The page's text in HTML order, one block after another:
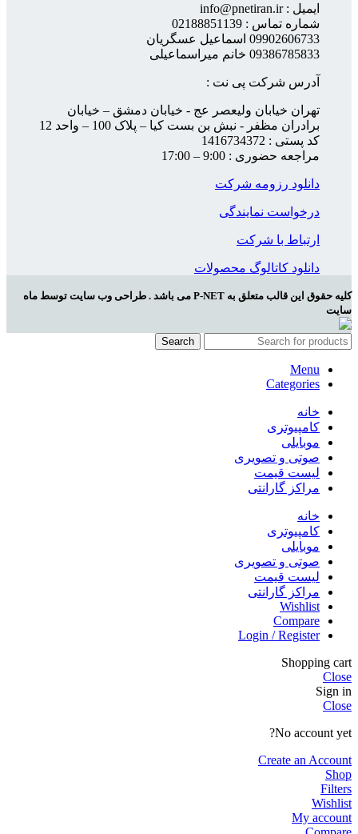
ایمیل : info@pnetiran.ir
شماره تماس : 02188851139
09902606733 اسماعیل عسگریان
09386785833 خانم میراسماعیلی
آدرس شرکت پی نت :
تهران خیابان ولیعصر عج - خیابان دمشق – خیابان
برادران مظفر - نبش بن بست کیا – پلاک 100 – واحد 12
کد پستی : 1416734372
مراجعه حضوری : 9:00 – 17:00
دانلود رزومه شرکت
درخواست نمایندگی
ارتباط با شرکت
دانلود کاتالوگ محصولات
کلیه حقوق این قالب متعلق به P-NET می باشد . طراحی وب سایت توسط ماه
سایت
Search
Menu
Categories
خانه
کامپیوتری
موبایلی
صوتی و تصویری
لیست قیمت
مراکز گارانتی
خانه
کامپیوتری
موبایلی
صوتی و تصویری
لیست قیمت
مراکز گارانتی
Wishlist
Compare
Login / Register
Shopping cart
Close
Sign in
Close
No account yet?
Create an Account
Shop
Filters
Wishlist
My account